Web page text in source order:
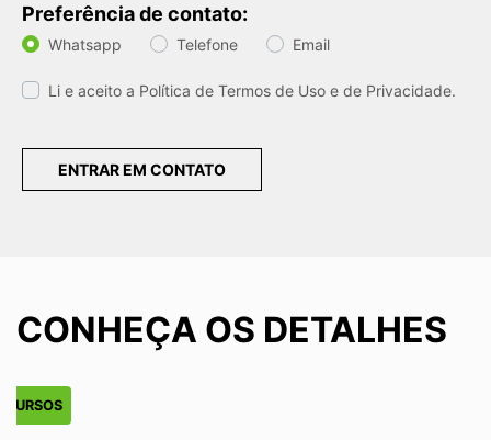
Preferência de contato:
Whatsapp Telefone Email
Li e aceito a Política de Termos de Uso e de Privacidade.
ENTRAR EM CONTATO
CONHEÇA OS DETALHES